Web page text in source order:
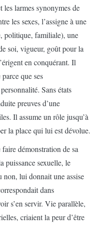
les larmes synonymes de
les sexes, l’assigne à une
politique, familiale), une
soi, vigueur, goût pour la
en conquérant. Il
que ses
Sans états
preuves d’une
Il assume un rôle jusqu’à
la place qui lui est dévolue.
démonstration de sa
puissance sexuelle, le
non, lui donnait une assise
dans
s’en servir. Vie parallèle,
criaient la peur d’être